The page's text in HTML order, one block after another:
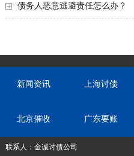
把钱要回来
债务人恶意逃避责任怎么办？
新闻资讯 上海讨债
北京催收 广东要账
联系人：金诚讨债公司